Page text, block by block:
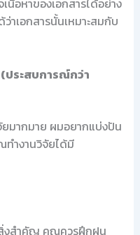
นื้อหาของเอกสารได้อย่าง
าเอกสารนั้นเหมาะสมกับ
ประสบการณ์กว่า
ยมากมาย ผมอยากแบ่งปัน
ทำงานวิจัยได้มี
สิ่งสำคัญ คุณควรฝึกฝน